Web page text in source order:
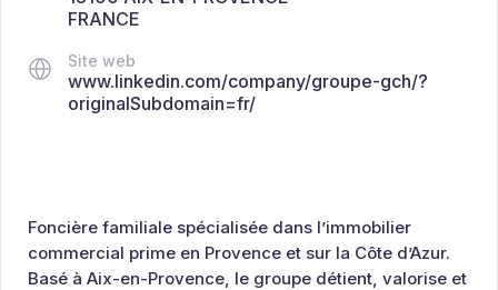
Foncière familiale spécialisée dans l’immobilier
commercial prime en Provence et sur la Côte d’Azur.
Basé à Aix-en-Provence, le groupe détient, valorise et
FRANCE
Site web
www.linkedin.com/company/groupe-gch/?
originalSubdomain=fr/